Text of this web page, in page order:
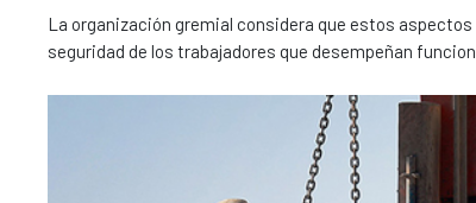
La organización gremial considera que estos
seguridad de los trabajadores que desempeñan